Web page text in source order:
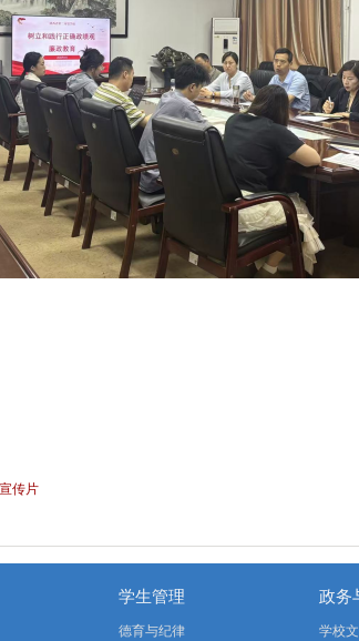
传片
学生管理
德育与纪律
政务
学校